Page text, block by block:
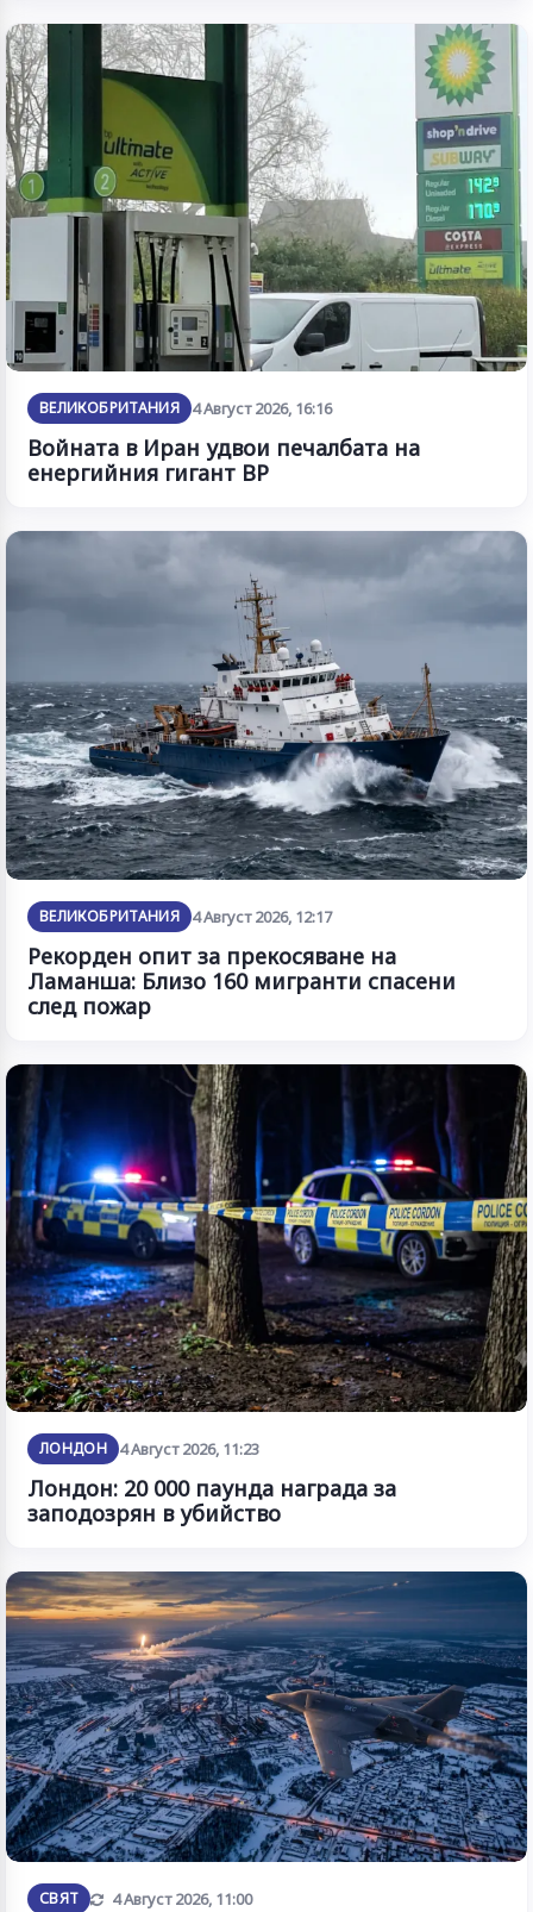
ВЕЛИКОБРИТАНИЯ 4 Август 2026, 16:16
Войната в Иран удвои печалбата на
енергийния гигант BP
ВЕЛИКОБРИТАНИЯ 4 Август 2026, 12:17
Рекорден опит за прекосяване на
Ламанша: Близо 160 мигранти спасени
след пожар
ЛОНДОН 4 Август 2026, 11:23
Лондон: 20 000 паунда награда за
заподозрян в убийство
СВЯТ Обновена
4 Август 2026, 11:00